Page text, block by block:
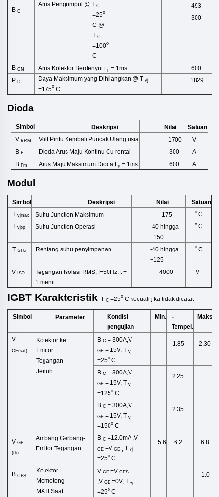
BC
Arus Pengumpul @ TC
=25o
C @
T C
=100o
C
493
300
BCM Arus Kolektor Berdenyut tp= 1ms 600
PD Daya Maksimum yang Dihilangkan @ Tvj
=175o C
1829
Dioda
Simbol Deskripsi Nilai
Satuan
VRRM Volt Pintu Kembali Puncak Ulangusia 1700
V
BF Dioda Arus Maju Kontinu Curental 300
A
BFm Arus Maju Maksimum Dioda tp= 1ms 600 A
Modul
Simbol Deskripsi Nilai
Satuan
T vjmax Suhu Junction Maksimum 175 o C
T vjop Suhu Junction Operasi
-40 hingga
+150
o C
T STG Rentang suhu penyimpanan
-40 hingga
+125
o C
V ISO Tegangan Isolasi RMS, f=50Hz, t=
1 menit
4000 V
IGBT Karakteristik T C =25o C kecuali jika tidak dicatat
Simbol Parameter
Kondisi
pengujian
Min.
-
Tempel.
Maks.
V
CE(sat)
Kolektor ke
Emitor
Tegangan
Jenuh
BC= 300A,V
GE= 15V,Tvj
=25o C
1.85 2.30
BC= 300A,V
GE= 15V,Tvj
=125o C
2.25
BC= 300A,V
GE= 15V,Tvj
=150o C
2.35
VGE
(th)
Ambang Gerbang-
EmitorTegangan
BC=12.0mA ,V
CE=VGE Tvj
=25o C
5.6 6.2 6.8
BCES
Kolektor
Memotong -
MATI Saat
VCE=VCES
,VGE=0V,Tvj
=25o C
1.0